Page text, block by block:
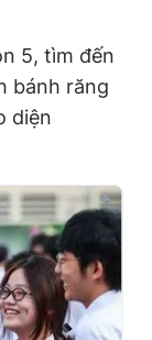
5, tìm đến
bánh răng
diện